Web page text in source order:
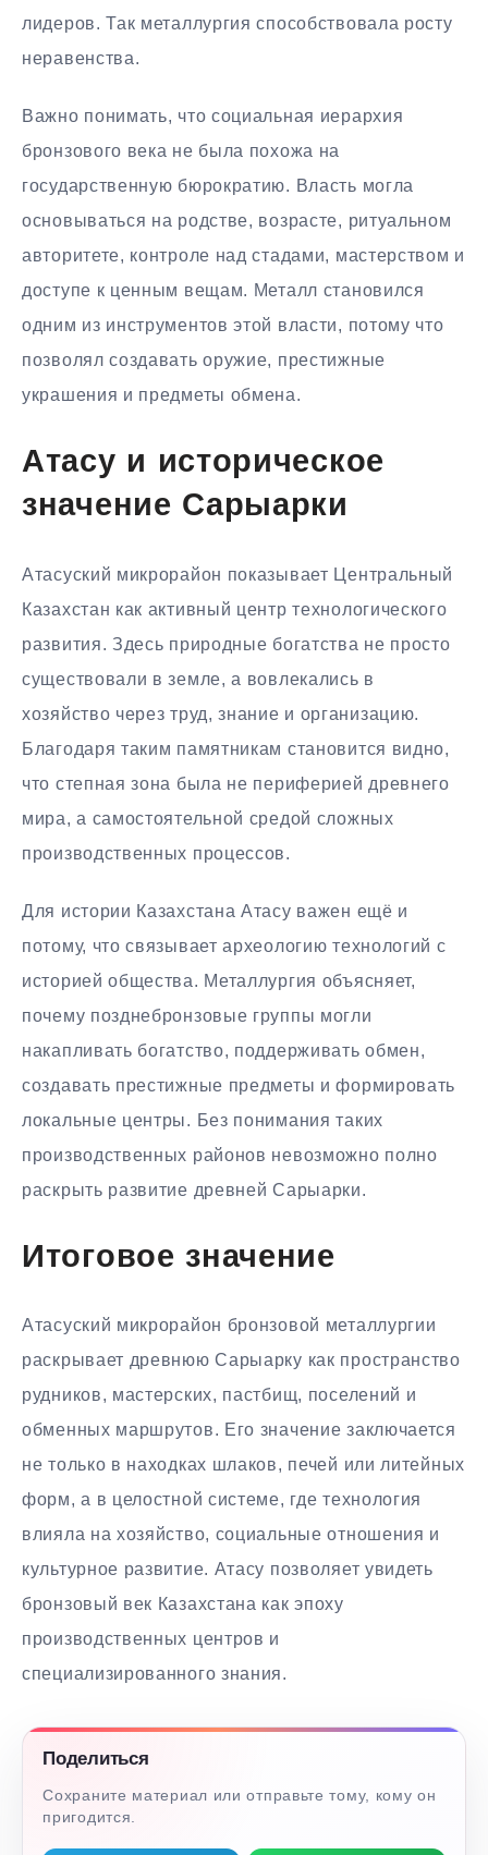
лидеров. Так металлургия способствовала росту
неравенства.
Важно понимать, что социальная иерархия
бронзового века не была похожа на
государственную бюрократию. Власть могла
основываться на родстве, возрасте, ритуальном
авторитете, контроле над стадами, мастерством и
доступе к ценным вещам. Металл становился
одним из инструментов этой власти, потому что
позволял создавать оружие, престижные
украшения и предметы обмена.
Атасу и историческое
значение Сарыарки
Атасуский микрорайон показывает Центральный
Казахстан как активный центр технологического
развития. Здесь природные богатства не просто
существовали в земле, а вовлекались в
хозяйство через труд, знание и организацию.
Благодаря таким памятникам становится видно,
что степная зона была не периферией древнего
мира, а самостоятельной средой сложных
производственных процессов.
Для истории Казахстана Атасу важен ещё и
потому, что связывает археологию технологий с
историей общества. Металлургия объясняет,
почему позднебронзовые группы могли
накапливать богатство, поддерживать обмен,
создавать престижные предметы и формировать
локальные центры. Без понимания таких
производственных районов невозможно полно
раскрыть развитие древней Сарыарки.
Итоговое значение
Атасуский микрорайон бронзовой металлургии
раскрывает древнюю Сарыарку как пространство
рудников, мастерских, пастбищ, поселений и
обменных маршрутов. Его значение заключается
не только в находках шлаков, печей или литейных
форм, а в целостной системе, где технология
влияла на хозяйство, социальные отношения и
культурное развитие. Атасу позволяет увидеть
бронзовый век Казахстана как эпоху
производственных центров и
специализированного знания.
Поделиться
Сохраните материал или отправьте тому, кому он
пригодится.